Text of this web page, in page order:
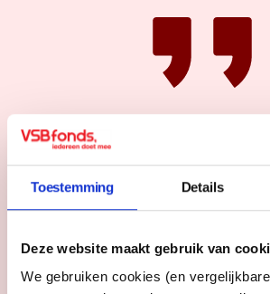
Toestemming Details
Deze website maakt gebruik van
We gebruiken cookies (en
Tweede locatie en groei
De groei zit er bij POLKA in.
inmiddels werd een tweede
onze inzet nog urgenter, is
de eerder genoemde